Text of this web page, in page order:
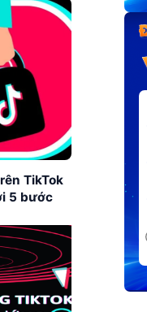
TikTok
5 bước